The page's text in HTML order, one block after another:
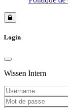
Login
Wissen Intern